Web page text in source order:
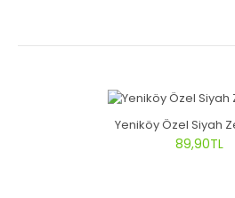
Yeniköy Özel Siyah
89,90TL